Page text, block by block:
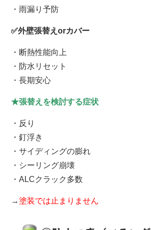
・雨漏り予防
✅外壁張替えorカバー
・断熱性能向上
・防水リセット
・長期安心
★張替えを検討する症状
・反り
・釘浮き
・サイディングの膨れ
・シーリング崩壊
・ALCクラック多数
→塗装では止まりません